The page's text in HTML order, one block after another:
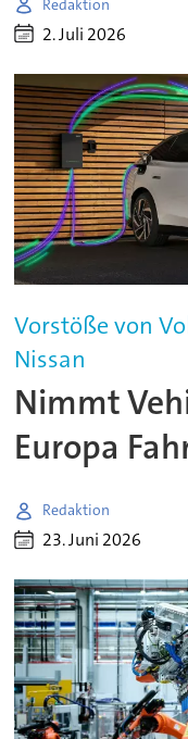
Redaktion
2. Juli 2026
Vorstöße von
Nissan
Nimmt
Europa
Redaktion
23. Juni 2026